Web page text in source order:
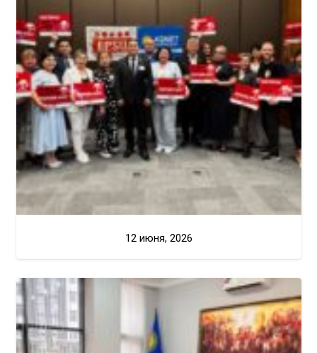
12 июня, 2026